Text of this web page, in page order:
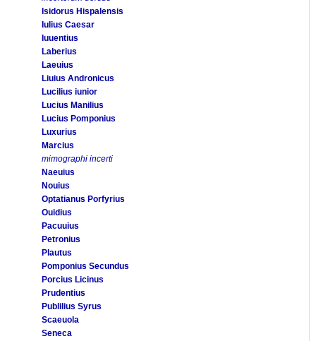
Isidorus Hispalensis
Iulius Caesar
Iuuentius
Laberius
Laeuius
Liuius Andronicus
Lucilius iunior
Lucius Manilius
Lucius Pomponius
Luxurius
Marcius
mimographi incerti
Naeuius
Nouius
Optatianus Porfyrius
Ouidius
Pacuuius
Petronius
Plautus
Pomponius Secundus
Porcius Licinus
Prudentius
Publilius Syrus
Scaeuola
Seneca